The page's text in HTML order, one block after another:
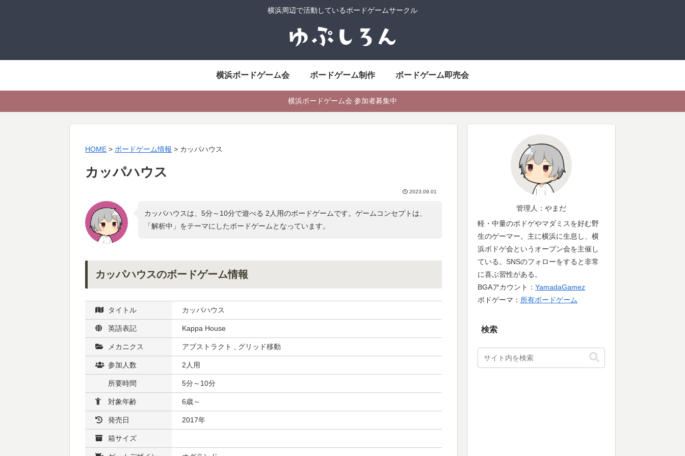
横浜周辺で活動しているボードゲームサークル
横浜ボードゲーム会 ボードゲーム制作 ボードゲーム即売会
横浜ボードゲーム会 参加者募集中
HOME > ボードゲーム情報 > カッパハウス
カッパハウス
2023.09.01
カッパハウスは、5分～10分で遊べる 2人用のボードゲームです。ゲームコンセプトは、
「解析中 」をテーマにしたボードゲームとなっています。
カッパハウスのボードゲーム情報
タイトル カッパハウス
英語表記 Kappa House
メカニクス アブストラクト , グリッド移動
参加人数 2人用
所要時間 5分～10分
対象年齢 6歳～
発売日 2017年
箱サイズ
管理人：やまだ
軽・中量のボドゲやマダミスを好む野
生のゲーマー。主に横浜に生息し、横
浜ボドゲ会というオープン会を主催し
ている。SNSのフォローをすると非常
に喜ぶ習性がある。
BGAアカウント： YamadaGamez
ボドゲーマ： 所有ボードゲーム
検索